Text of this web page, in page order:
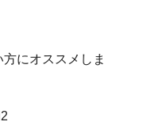
にオススメしま